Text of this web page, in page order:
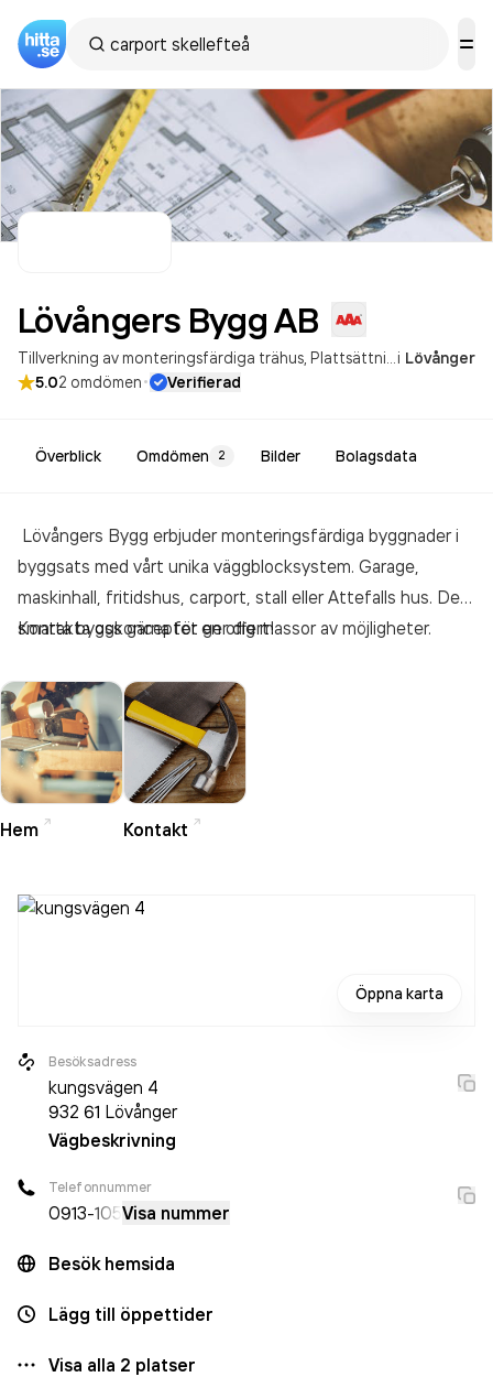
Lövångers ByggAB
Tillverkning av monteringsfärdiga trähus Plattsättning i Lövånger
5.02 omdömen· Verifierad
Överblick Omdömen 2 Bilder Bolagsdata
Lövångers Bygg erbjuder monteringsfärdiga byggnader i
byggsats med vårt unika väggblocksystem. Garage,
maskinhall, fritidshus, carport, stall eller Attefalls hus. Det
smarta byggkonceptet ger dig massor av möjligheter.
Kontakta oss gärna för en offert!
Hem Kontakt
Öppna karta
Besöksadress
kungsvägen 4
932 61 Lövånger
Vägbeskrivning
Telefonnummer
0913-105Visa nummer
Besök hemsida
Lägg till öppettider
Visa alla 2 platser